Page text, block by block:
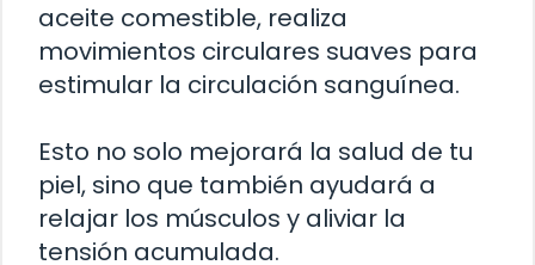
aceite comestible, realiza
movimientos circulares suaves para
estimular la circulación sanguínea.
Esto no solo mejorará la salud de tu
piel, sino que también ayudará a
relajar los músculos y aliviar la
tensión acumulada.